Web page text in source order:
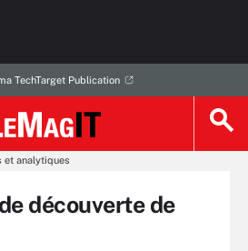
TechTarget Publication
et analytiques
découverte de